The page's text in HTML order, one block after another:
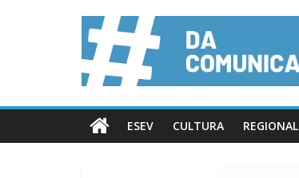
ESEV CULTURA REGIONAL